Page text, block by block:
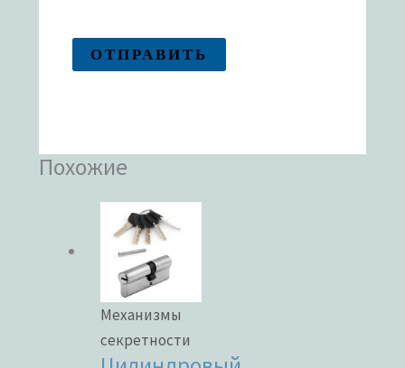
Похожие
Механизмы
секретности